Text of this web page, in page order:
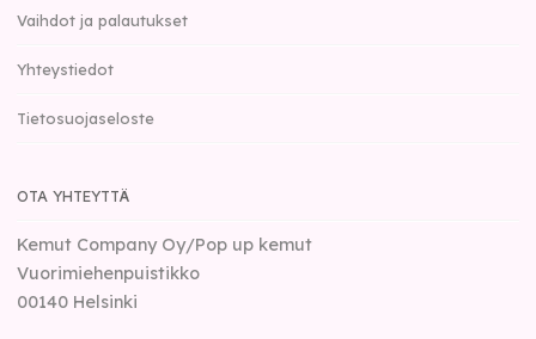
Vaihdot ja palautukset
Yhteystiedot
Tietosuojaseloste
OTA YHTEYTTÄ
Kemut Company Oy/Pop up kemut
Vuorimiehenpuistikko
00140 Helsinki